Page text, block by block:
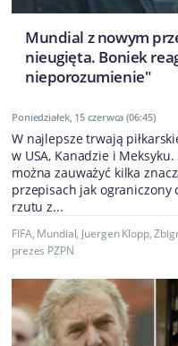
Mundial z nowym
nieugięta. Boniek
nieporozumienie"
Poniedziałek, 15 czerwca (06:45)
W najlepsze trwają
w USA, Kanadzie i
można zauważyć kilka
przepisach jak ograniczony
rzutu z...
FIFA, Mundial, Juergen Klopp,
prezes PZPN